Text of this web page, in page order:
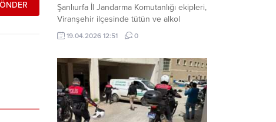
Şanlıurfa İl Jandarma Komutanlığı ekipleri,
Viranşehir ilçesinde tütün ve alkol
kaçakçılığına yönelik yürüttüğü kapsamlı
çalışmalar neticesinde binlerce paket
Operasyon kapsamında çok sayıda şahıs
hakkında adli süreç başlatıldı. Haber
Merkezi – Şanlıurfa Valiliği bünyesinde İl
Jandarma Komutanlığı tarafından
gerçekleştirilen “Tütün ve Alkol
19.04.2026 12:51 0